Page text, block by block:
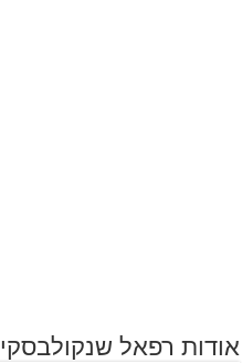
אודות רפאל שנקולבסקי